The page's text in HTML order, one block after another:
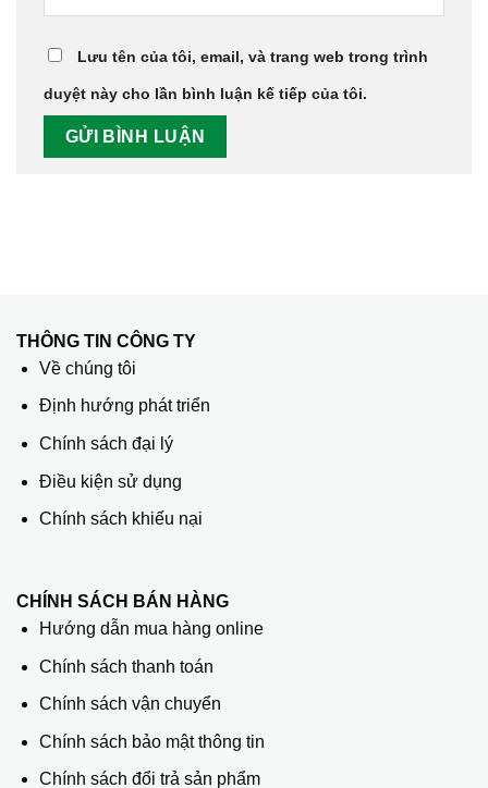
Lưu tên của tôi, email, và trang web trong trình
duyệt này cho lần bình luận kế tiếp của tôi.
THÔNG TIN CÔNG TY
Về chúng tôi
Định hướng phát triển
Chính sách đại lý
Điều kiện sử dụng
Chính sách khiếu nại
CHÍNH SÁCH BÁN HÀNG
Hướng dẫn mua hàng online
Chính sách thanh toán
Chính sách vận chuyển
Chính sách bảo mật thông tin
Chính sách đổi trả sản phẩm